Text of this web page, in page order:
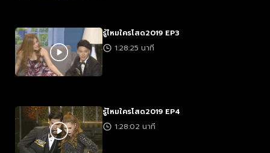
รู้ไหมใครโสด2019 EP3
1:28:25 นาที
รู้ไหมใครโสด2019 EP4
1:28:02 นาที